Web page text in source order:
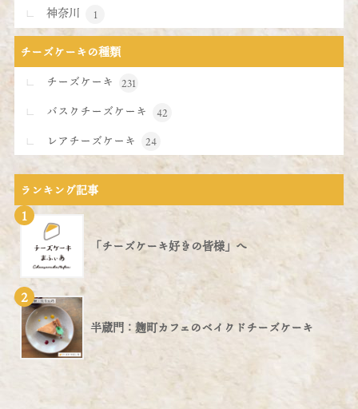
神奈川 1
チーズケーキの種類
チーズケーキ
231
バスクチーズケーキ 42
レアチーズケーキ 24
ランキング記事
1
「チーズケーキ好きの皆様」へ
2
半蔵門：麹町カフェのベイクドチーズケーキ